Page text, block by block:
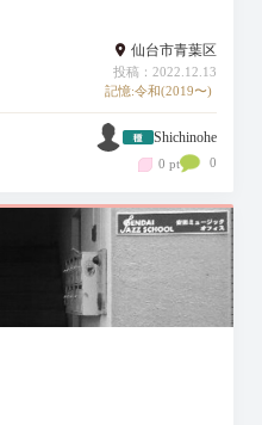
仙台市青葉区
投稿：2022.12.13
記憶:令和(2019〜)
Shichinohe
0 pt 0